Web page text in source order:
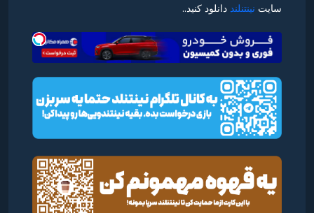
سایت نینتنلند دانلود کنید..